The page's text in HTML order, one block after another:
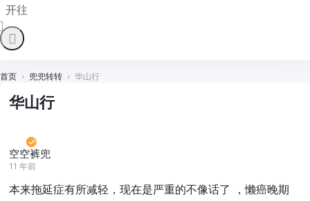
开往
首页 › 兜兜转转 › 华山行
华山行
空空裤兜
11 年前
本来拖延症有所减轻，现在是严重的不像话了 ，懒癌晚期